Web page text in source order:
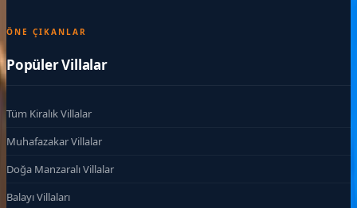
ÖNE ÇIKANLAR
Popüler Villalar
Tüm Kiralık Villalar
Muhafazakar Villalar
Doğa Manzaralı Villalar
Balayı Villaları